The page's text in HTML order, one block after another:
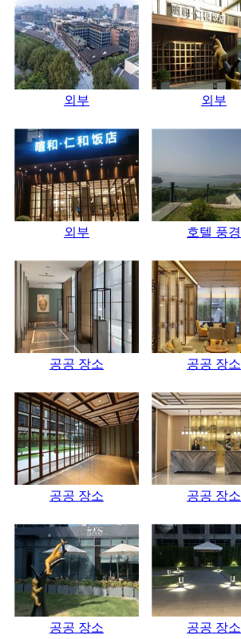
외부 외부
외부 호텔 풍경
공공 장소 공공 장소
공공 장소 공공 장소
공공 장소 공공 장소